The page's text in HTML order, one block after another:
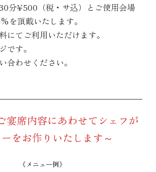
分¥500（税・サ込）とご使用会場
を頂戴いたします。
てご利用いただけます。
です。
わせください。
宴席内容にあわせてシェフが
をお作りいたします～
《 メニュー例》